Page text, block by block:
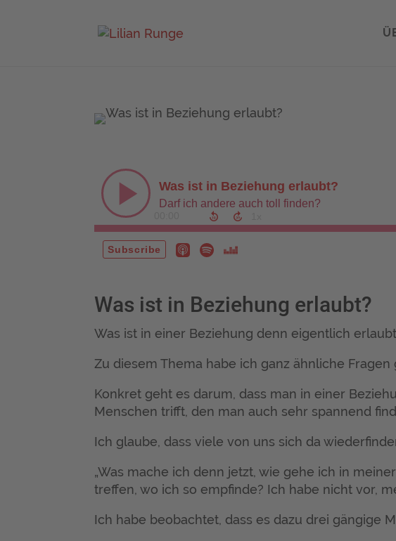
Was ist in Beziehung erlaubt?
Was ist in einer Beziehung denn eigentlich
Zu diesem Thema habe ich ganz ähnliche
Konkret geht es darum, dass man in einer
Menschen trifft, den man auch sehr spannend
Ich glaube, dass viele von uns sich da
„Was mache ich denn jetzt, wie gehe ich in
treffen, wo ich so empfinde? Ich habe nicht vor,
Ich habe beobachtet, dass es dazu drei gängige